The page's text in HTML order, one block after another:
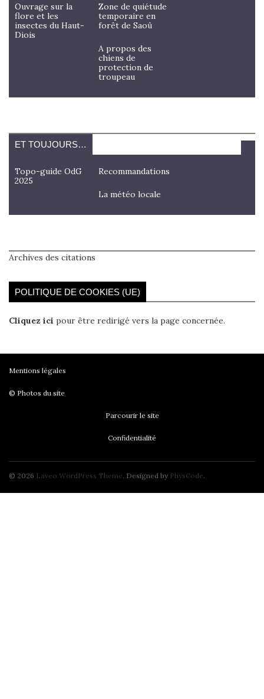
Ouvrage sur la
flore et les
insectes du Haut-
Diois
Zone de quiétude
temporaire en
forêt de Saoû
A propos des
chiens de
protection de
troupeau
ET TOUJOURS…
Topo-guide OdG
2025
Recommandations
La météo locale
Archives des citations
POLITIQUE DE COOKIES (UE)
Cliquez ici pour être redirigé vers la page concernée.
Mentions légales
© Photos du site
Parcourir le site
Confidentialité
© 2026 Laveo WordPress Theme. Designed by PhysCode.